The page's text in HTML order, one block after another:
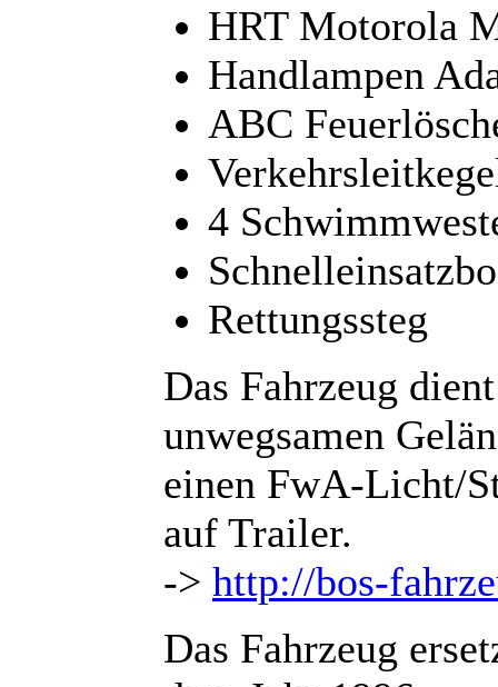
HRT Motorola
Handlampen
ABC
4
Rettungssteg
Das Fahrzeug
unwegsamen
einen FwA-Licht/
auf Trailer.
-> http://bos-
Das Fahrzeug